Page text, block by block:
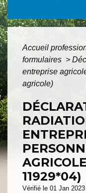
Accueil
formulaires >
entreprise
agricole)
11929*04)
Vérifié le 01 Jan